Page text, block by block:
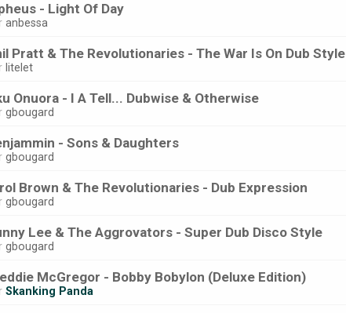
- Light Of Day
anbessa
Pratt & The Revolutionaries - The War Is On Dub Style
litelet
Onuora - I A Tell... Dubwise & Otherwise
gbougard
- Sons & Daughters
gbougard
Brown & The Revolutionaries - Dub Expression
gbougard
Lee & The Aggrovators - Super Dub Disco Style
gbougard
McGregor - Bobby Bobylon (Deluxe Edition)
Skanking Panda